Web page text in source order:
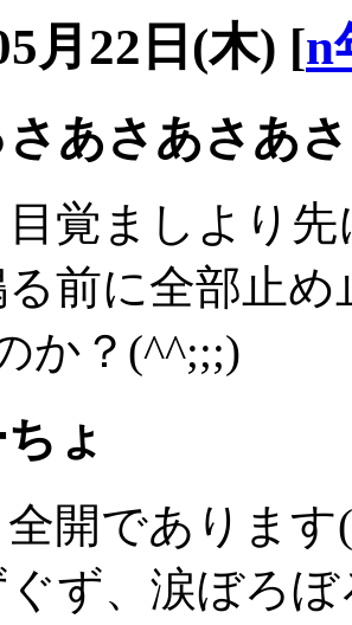
月22日(木) [n
あさあさあ
目覚ましより
前に全部止
か？(^^;;;)
ょ
開であります
ず、涙ぼろ